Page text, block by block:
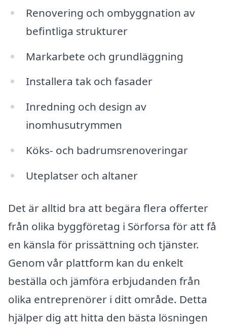
Renovering och ombyggnation av
befintliga strukturer
Markarbete och grundläggning
Installera tak och fasader
Inredning och design av
inomhusutrymmen
Köks- och badrumsrenoveringar
Uteplatser och altaner
Det är alltid bra att begära flera offerter
från olika byggföretag i Sörforsa för att få
en känsla för prissättning och tjänster.
Genom vår plattform kan du enkelt
beställa och jämföra erbjudanden från
olika entreprenörer i ditt område. Detta
hjälper dig att hitta den bästa lösningen